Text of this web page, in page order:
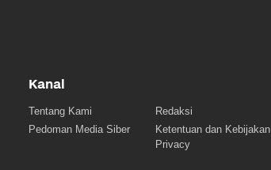
Kanal
Tentang Kami Redaksi
Pedoman Media Siber
Ketentuan dan Kebijakan
Privacy